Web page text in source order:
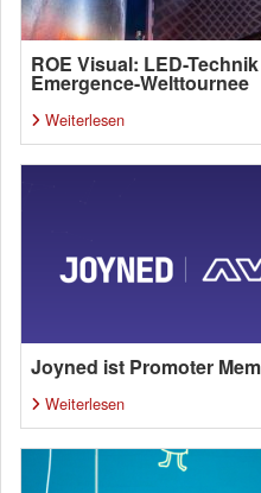
ROE Visual: LED-
Emergence-Welttournee
Weiterlesen
Joyned ist Promoter
Weiterlesen